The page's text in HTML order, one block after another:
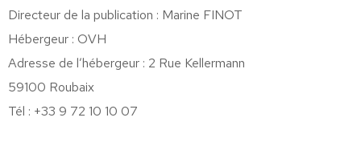
Directeur de la publication : Marine FINOT
Hébergeur : OVH
Adresse de l’hébergeur : 2 Rue Kellermann
59100 Roubaix
Tél : +33 9 72 10 10 07